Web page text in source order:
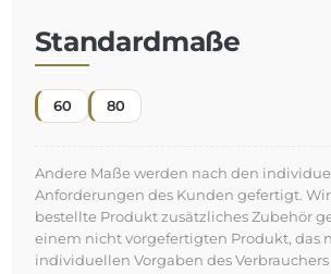
Standardmaße
60 80
Andere Maße werden nach den
Anforderungen des Kunden gefertigt.
bestellte Produkt zusätzliches Zubehör
einem nicht vorgefertigten Produkt, das
individuellen Vorgaben des